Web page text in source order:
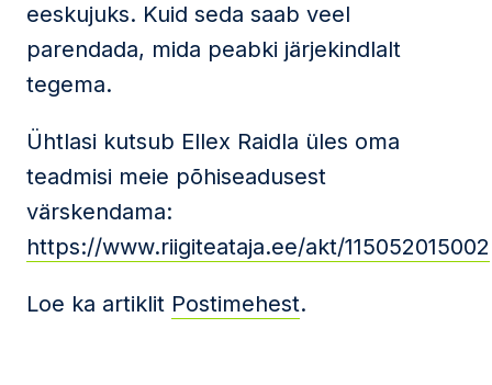
eeskujuks. Kuid seda saab veel
parendada, mida peabki järjekindlalt
tegema.
Ühtlasi kutsub Ellex Raidla üles oma
teadmisi meie põhiseadusest
värskendama:
https://www.riigiteataja.ee/akt/115052015002
Loe ka artiklit Postimehest.